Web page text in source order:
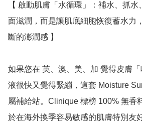
【 啟動肌膚「水循環」：補水、抓
面滋潤，而是讓肌底細胞恢復蓄水力
斷的澎潤感 】
如果您在 英、澳、美、加 覺得皮膚
液很快又覺得緊繃，這套 Moisture
屬補給站。Clinique 標榜 100% 無香
於在海外換季容易敏感的肌膚特別友好